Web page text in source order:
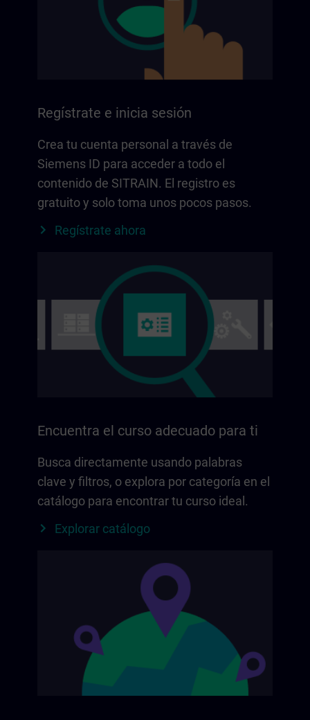
Regístrate e inicia sesión
Crea tu cuenta personal a través de
Siemens ID para acceder a todo el
contenido de SITRAIN. El registro es
gratuito y solo toma unos pocos pasos.
Regístrate ahora
Encuentra el curso adecuado para ti
Busca directamente usando palabras
clave y filtros, o explora por categoría en el
catálogo para encontrar tu curso ideal.
Explorar catálogo